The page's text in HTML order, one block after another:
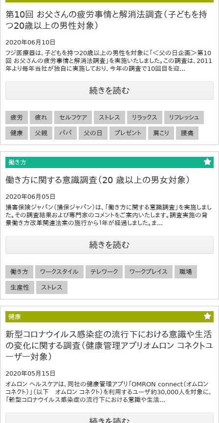
第10回 お父さんの疲労事情と解消法調査（子どもを持
つ20歳以上の男性対象）
2020年06月10日
フジ医療器は、子どもを持つ20歳以上の男性を対象に「＜父の日企画＞第10
回 お父さんの疲労事情と解消法調査」を実施いたしました。この調査は、2011
年より毎年当社が独自に実施しており、今年の調査で10回目を迎...
続きを読む
疲労 疲れ セルフケア ストレス リラックス リフレッシュ
健康 父親 パパ 父の日 プレゼント 肩こり 腰痛
働き方
働き方に関する意識調査（20 歳以上の男女対象）
2020年06月05日
損害保険ジャパン（損保ジャパン）は、「働き方に関する意識調査」を実施しまし
た。その調査結果および専門家のコメントをご案内いたします。調査実施の背
景働き方改革関連法案の施行から１年が経過しました。ま...
続きを読む
働き方 ワークスタイル テレワーク ワークプレイス 職場
生産性 ストレス
健康
新型コロナウイルス感染症の流行下における意識や生活
の変化に関する調査（健康管理アプリオムロン コネクトユ
ーザー対象）
2020年05月15日
オムロン ヘルスケアは、同社の健康管理アプリ「OMRON connect（オムロン
コネクト）」（以下 オムロン コネクト）を利用するユーザ約30,000人を対象に、
「新型コロナウイルス感染症の流行下における意識や生活...